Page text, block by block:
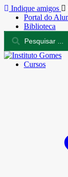
Indique amigos
Portal do
Biblioteca
Cursos